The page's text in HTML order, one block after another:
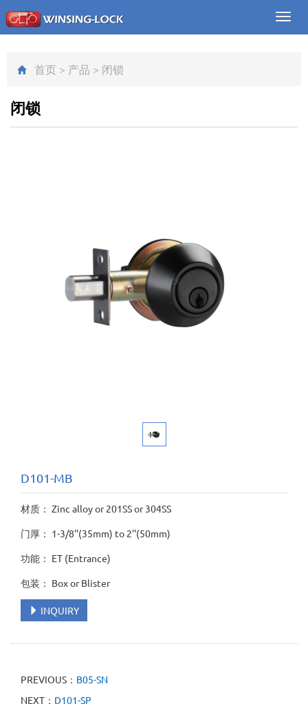
首页 > 产品 > 闭锁
闭锁
D101-MB
材质： Zinc alloy or 201SS or 304SS
门厚： 1-3/8''(35mm) to 2''(50mm)
功能： ET (Entrance)
包装： Box or Blister
INQUIRY
PREVIOUS： B05-SN
NEXT： D101-SP